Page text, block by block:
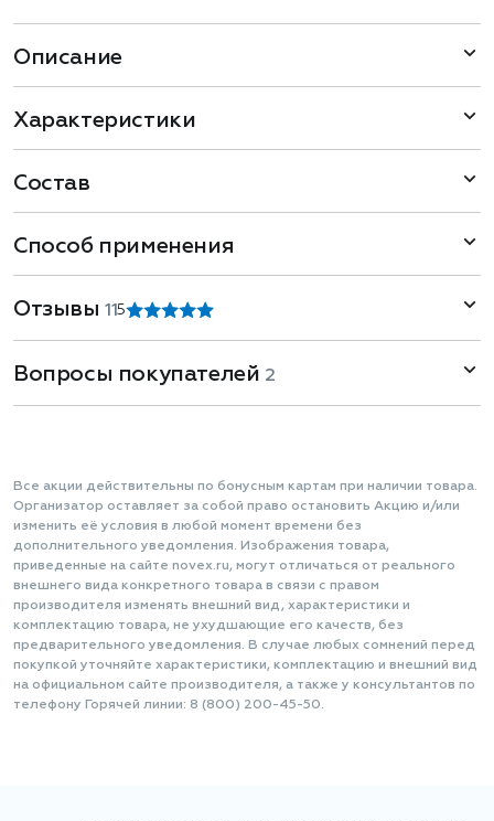
Описание
Характеристики
Состав
Способ применения
Отзывы115
Вопросы покупателей 2
Все акции действительны по бонусным картам при наличии товара.
Организатор оставляет за собой право остановить Акцию и/или
изменить её условия в любой момент времени без
дополнительного уведомления. Изображения товара,
приведенные на сайте novex.ru, могут отличаться от реального
внешнего вида конкретного товара в связи с правом
производителя изменять внешний вид, характеристики и
комплектацию товара, не ухудшающие его качеств, без
предварительного уведомления. В случае любых сомнений перед
покупкой уточняйте характеристики, комплектацию и внешний вид
на официальном сайте производителя, а также у консультантов по
телефону Горячей линии: 8 (800) 200-45-50.